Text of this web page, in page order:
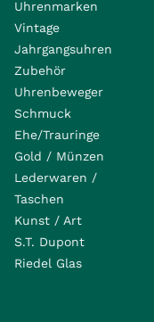
Uhrenmarken
Vintage
Jahrgangsuhren
Zubehör
Uhrenbeweger
Schmuck
Ehe/Trauringe
Gold / Münzen
Lederwaren /
Taschen
Kunst / Art
S.T. Dupont
Riedel Glas